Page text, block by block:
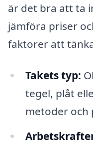
är det bra att ta
jämföra priser
faktorer att
Takets typ:
tegel, plåt
metoder